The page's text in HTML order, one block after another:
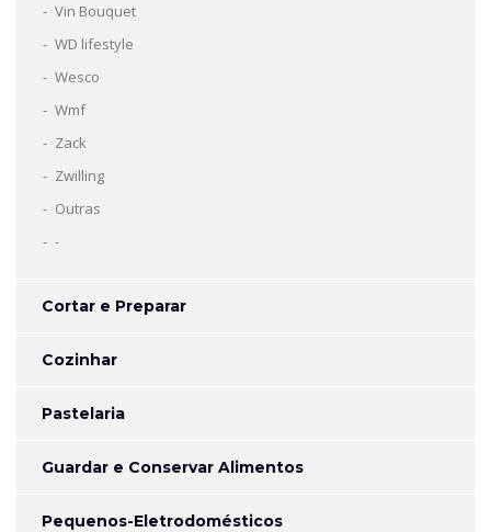
Vin Bouquet
WD lifestyle
Wesco
Wmf
Zack
Zwilling
Outras
-
Cortar e Preparar
Cozinhar
Pastelaria
Guardar e Conservar Alimentos
Pequenos-Eletrodomésticos